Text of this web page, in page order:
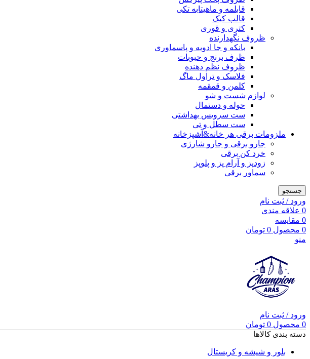
قابلمه و ماهیتابه تکی
قالب کیک
کتری و قوری
ظروف نگهدارنده
بانکه و جا ادویه و پاسماوری
ظرف برنج و حبوبات
ظروف نظم دهنده
فلاسک و تراول ماگ
کلمن و قمقمه
لوازم شست و شو
حوله و دستمال
ست سرویس بهداشتی
ست سطل و تی
ملزومات برقی هر خانه&آشپزخانه
جارو برقی و جارو شارژی
خرد کن برقی
زودپز و آرام پز و پلوپز
سماور برقی
جستجو
ورود / ثبت نام
0 علاقه مندی
0 مقایسه
0 محصول 0 تومان
منو
ورود / ثبت نام
0 محصول 0 تومان
دسته بندی کالاها
بلور و شیشه و کریستال